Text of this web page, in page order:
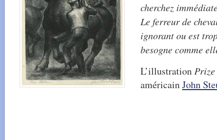
cherchez
Le ferreur de
ignorant ou est
besogne comme
L’illustration
américainJohn